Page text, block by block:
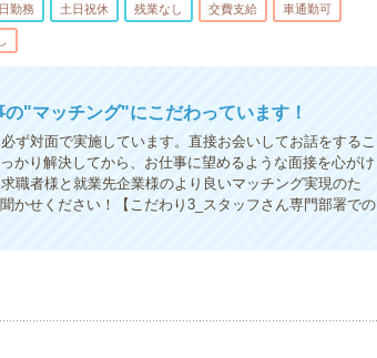
勤務 土日祝休 残業なし 交費支給 車通勤可
"マッチング"にこだわっています！
ず対面で実施しています。直接お会いしてお話をするこ
かり解決してから、お仕事に望めるような面接を心がけ
職者様と就業先企業様のより良いマッチング実現のた
かせください！【こだわり3_スタッフさん専門部署での